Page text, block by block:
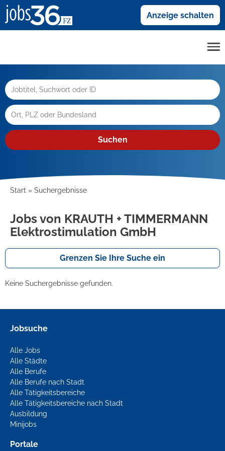
Anzeige schalten
Suchen
Start Suchergebnisse
Jobs von KRAUTH + TIMMERMANN
Elektrostimulation GmbH
Grenzen Sie Ihre Suche ein
Keine Suchergebnisse gefunden.
Jobsuche
Alle Jobs
Alle Städte
Alle Berufe
Alle Berufe nach Stadt
Alle Tätigkeitsbereiche
Alle Tätigkeitsbereiche nach Stadt
Ausbildung
Minijobs
Portale